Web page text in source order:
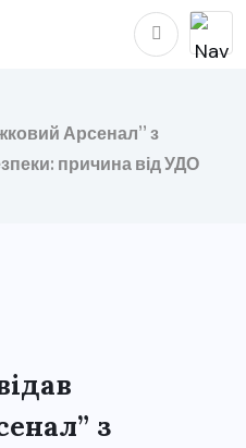
Арсенал” з
причина від УДО
з